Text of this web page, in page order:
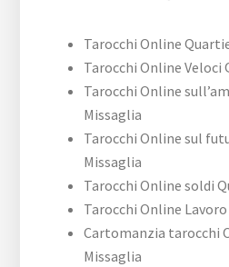
Tarocchi Online
Tarocchi Online Veloci
Tarocchi Online
Missaglia
Tarocchi Online sul
Missaglia
Tarocchi Online soldi
Tarocchi Online
Cartomanzia tarocchi
Missaglia